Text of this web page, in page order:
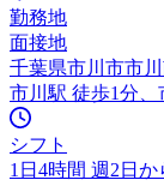
勤務地
面接地
千葉県市川市市
市川駅 徒歩1分
シフト
1日4時間 週2日か